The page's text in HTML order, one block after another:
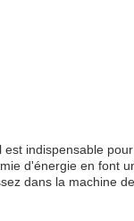
indispensable
d'énergie en font
dans la machine